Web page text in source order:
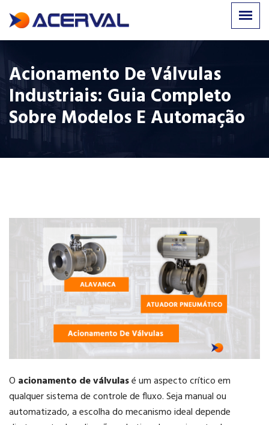
Acionamento De Válvulas
Industriais: Guia Completo
Sobre Modelos E Automação
O acionamento de válvulasé um aspecto crítico em
qualquer sistema de controle de fluxo. Seja manual ou
automatizado, a escolha do mecanismo ideal depende